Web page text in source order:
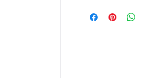
varietal aporta